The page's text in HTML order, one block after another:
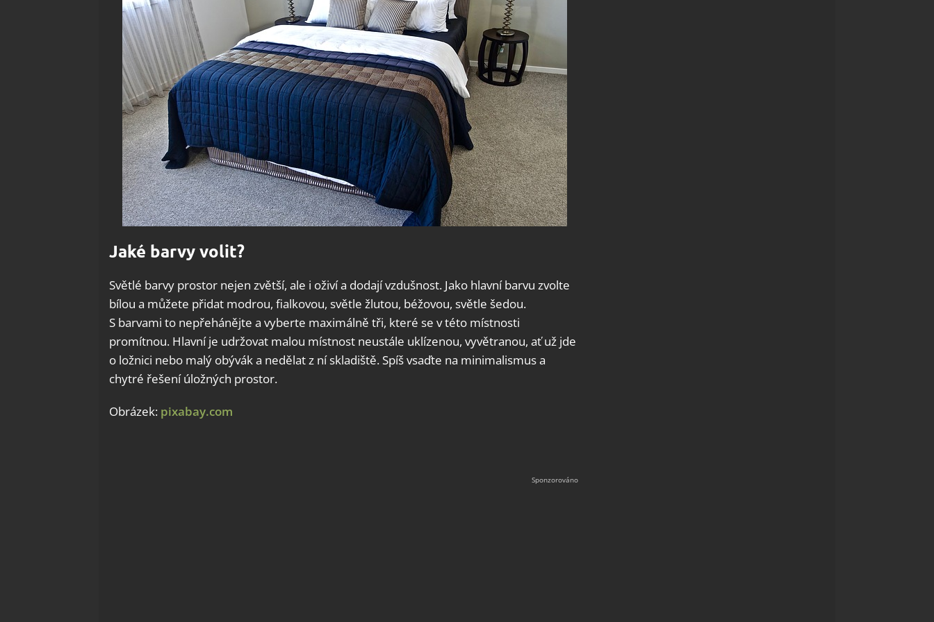
Jaké barvy volit?
Světlé barvy prostor nejen zvětší, ale i oživí a dodají vzdušnost. Jako hlavní barvu zvolte
bílou a můžete přidat modrou, fialkovou, světle žlutou, béžovou, světle šedou.
S barvami to nepřehánějte a vyberte maximálně tři, které se v této místnosti
promítnou. Hlavní je udržovat malou místnost neustále uklízenou, vyvětranou, ať už jde
o ložnici nebo malý obývák a nedělat z ní skladiště. Spíš vsaďte na minimalismus a
chytré řešení úložných prostor.
Obrázek: pixabay.com